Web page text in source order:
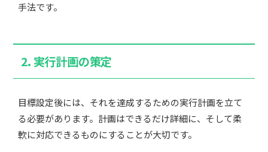
手法です。
2. 実行計画の策定
目標設定後には、それを達成するための実行計画を立て
る必要があります。計画はできるだけ詳細に、そして柔
軟に対応できるものにすることが大切です。